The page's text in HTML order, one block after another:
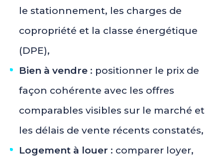
le stationnement, les charges de
copropriété et la classe énergétique
(DPE),
Bien à vendre : positionner le prix de
façon cohérente avec les offres
comparables visibles sur le marché et
les délais de vente récents constatés,
Logement à louer : comparer loyer,